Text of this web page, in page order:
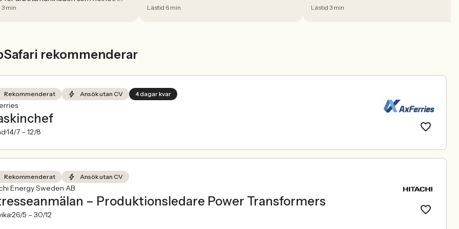
antalet jobbannonser i
min Lästid 6 min Lästid 3 min
rekommenderar
Rekommenderat Ansök utan CV 4 dagar kvar
14/7 – 12/8
Rekommenderat Ansök utan CV
Energy Sweden AB
– Produktionsledare Power Transformers
26/5 – 30/12